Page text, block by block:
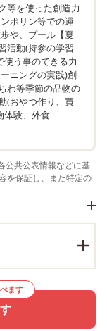
等を使った創造力
ポリン等での運
や、プール【夏
活動(持参の学習
う事のできる力
ニングの実践)創
わ等季節の品物の
(おやつ作り、買
体験、外食
公共公表情報などに基
を保証し、また特定の
ます